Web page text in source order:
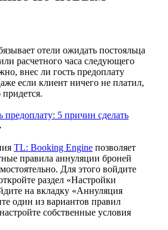
отели ожидать постояльца
расчетного часа следующего
внес ли гость предоплату
если клиент ничего не платил,
придется.
5 причин сделать
TL: Booking Engine позволяет
правила аннуляции броней
Для этого войдите
раздел «Настройки
на вкладку «Аннуляция
один из вариантов правил
собственные условия